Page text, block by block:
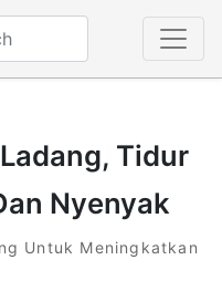
Tidur
Nyenyak
Untuk Meningkatkan